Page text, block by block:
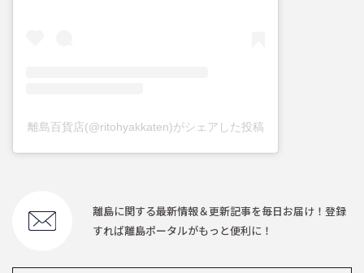
離島百貨店(@ritohyakkaten)がシェアした投稿
離島に関する最新情報＆更新記事を毎日お届け！登録
すれば離島ポータルがもっと便利に！